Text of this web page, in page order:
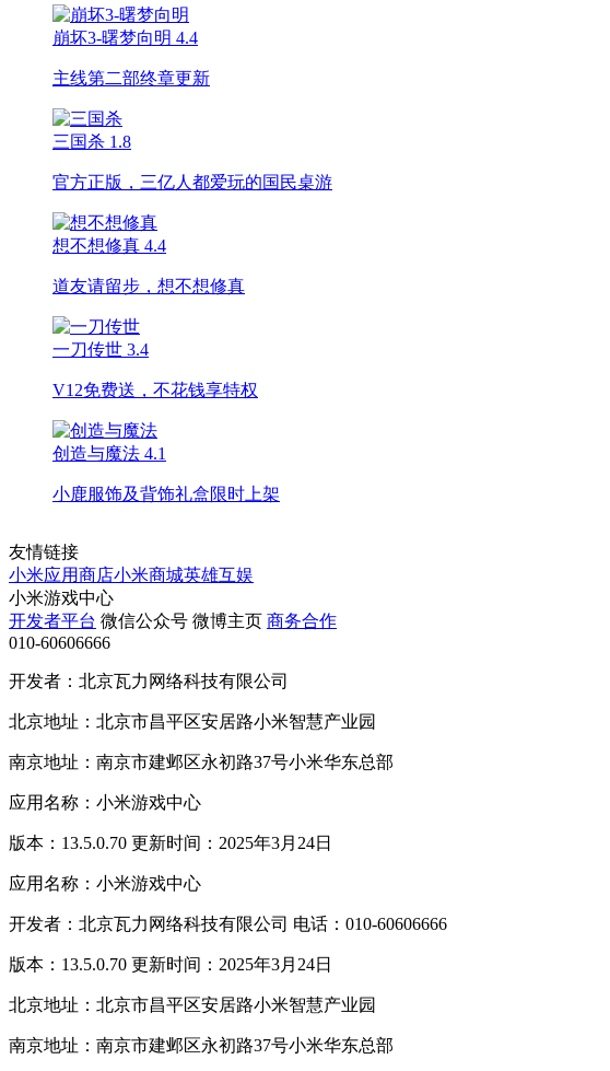
崩坏3-曙梦向明 4.4
主线第二部终章更新
三国杀 1.8
官方正版，三亿人都爱玩的国民桌游
想不想修真 4.4
道友请留步，想不想修真
一刀传世 3.4
V12免费送，不花钱享特权
创造与魔法 4.1
小鹿服饰及背饰礼盒限时上架
友情链接
小米应用商店小米商城英雄互娱
小米游戏中心
开发者平台 微信公众号 微博主页 商务合作
010-60606666
开发者：北京瓦力网络科技有限公司
北京地址：北京市昌平区安居路小米智慧产业园
南京地址：南京市建邺区永初路37号小米华东总部
应用名称：小米游戏中心
版本：13.5.0.70 更新时间：2025年3月24日
应用名称：小米游戏中心
开发者：北京瓦力网络科技有限公司 电话：010-60606666
版本：13.5.0.70 更新时间：2025年3月24日
北京地址：北京市昌平区安居路小米智慧产业园
南京地址：南京市建邺区永初路37号小米华东总部